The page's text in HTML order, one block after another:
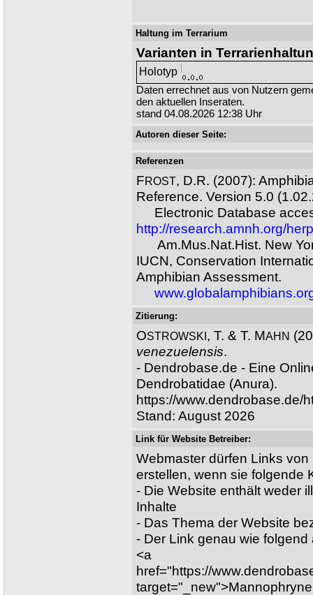
Haltung im Terrarium
Varianten in
Holotyp
Daten errechnet aus von Nutzern
den aktuellen Inseraten.
stand 04.08.2026 12:38 Uhr
Autoren dieser Seite:
Referenzen
FROST, D.R. (2007):
Reference. Version 5.0
Electronic Database
http://research.amnh.org/
Am.Mus.Nat.Hist. New
IUCN, Conservation
Amphibian Assessment.
Zitierung:
OSTROWSKI, T. & T. MAHN
venezuelensis.
- Dendrobase.de - Eine
Dendrobatidae (Anura).
https://www.dendrobase.de/
Stand: August 2026
Link für Website Betreiber:
Webmaster dürfen Links
erstellen, wenn sie folgende
- Die Website enthält weder
Inhalte
- Das Thema der Website
- Der Link genau wie
<a
href="https://